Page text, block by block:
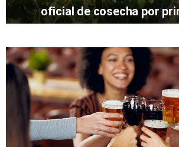
oficial de cosecha por